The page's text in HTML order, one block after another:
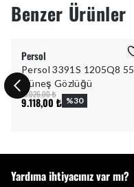
Benzer Ürünler
Persol
Persol 3391S 1205Q8 55
Güneş Gözlüğü
13.026,00 ₺
9.118,00 ₺ %30
Yardıma ihtiyacınız var mı?